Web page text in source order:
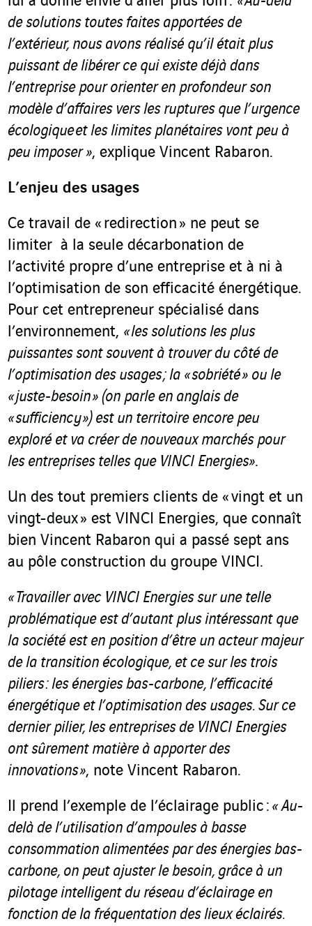
de solutions toutes faites apportées de
l’extérieur, nous avons réalisé qu’il était plus
puissant de libérer ce qui existe déjà dans
l’entreprise pour orienter en profondeur son
modèle d’affaires vers les ruptures que l’urgence
écologique et les limites planétaires vont peu à
peu imposer », explique Vincent Rabaron.
L’enjeu des usages
Ce travail de « redirection » ne peut se
limiter à la seule décarbonation de
l’activité propre d’une entreprise et à ni à
l’optimisation de son efficacité énergétique.
Pour cet entrepreneur spécialisé dans
l’environnement, « les solutions les plus
puissantes sont souvent à trouver du côté de
l’optimisation des usages ; la « sobriété » ou le
« juste-besoin » (on parle en anglais de
« sufficiency ») est un territoire encore peu
exploré et va créer de nouveaux marchés pour
les entreprises telles que VINCI Energies».
Un des tout premiers clients de « vingt et un
vingt-deux » est VINCI Energies, que connaît
bien Vincent Rabaron qui a passé sept ans
au pôle construction du groupe VINCI.
« Travailler avec VINCI Energies sur une telle
problématique est d’autant plus intéressant que
la société est en position d’être un acteur majeur
de la transition écologique, et ce sur les trois
piliers : les énergies bas-carbone, l’efficacité
énergétique et l’optimisation des usages. Sur ce
dernier pilier, les entreprises de VINCI Energies
ont sûrement matière à apporter des
innovations », note Vincent Rabaron.
Il prend l’exemple de l’éclairage public : « Au-
delà de l’utilisation d’ampoules à basse
consommation alimentées par des énergies bas-
carbone, on peut ajuster le besoin, grâce à un
pilotage intelligent du réseau d’éclairage en
fonction de la fréquentation des lieux éclairés.